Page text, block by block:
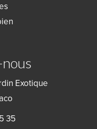
Exotique
35